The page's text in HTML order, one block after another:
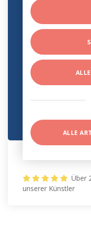
ALLE
Über
unserer Künstler